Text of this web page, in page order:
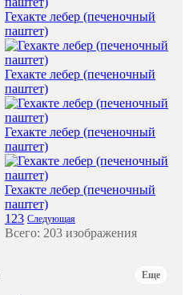
Гехакте лебер (печеночный
паштет)
Гехакте лебер (печеночный
паштет)
Гехакте лебер (печеночный
паштет)
Гехакте лебер (печеночный
паштет)
1 23 Следующая
Всего: 203 изображения
Еще